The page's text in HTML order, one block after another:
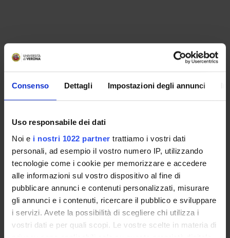
Consenso Dettagli Impostazioni degli annunci
Uso responsabile dei dati
Noi e i nostri 1022 partner trattiamo i vostri dati
personali, ad esempio il vostro numero IP, utilizzando
tecnologie come i cookie per memorizzare e accedere
alle informazioni sul vostro dispositivo al fine di
pubblicare annunci e contenuti personalizzati, misurare
gli annunci e i contenuti, ricercare il pubblico e sviluppare
i servizi. Avete la possibilità di scegliere chi utilizza i
vostri dati e per quali scopi. Le vostre scelte in materia di
ACTIVITIES
RESEARCH GROUPS
PHD PROGRAMMES
RESEARCH FACILITIES
CENTRES
LIBRARIES
Contacts